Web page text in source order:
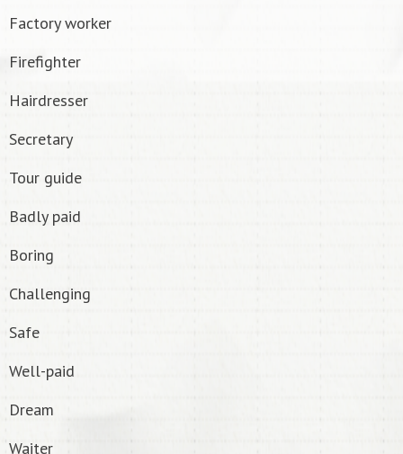
Factory worker
Firefighter
Hairdresser
Secretary
Tour guide
Badly paid
Boring
Challenging
Safe
Well-paid
Dream
Waiter